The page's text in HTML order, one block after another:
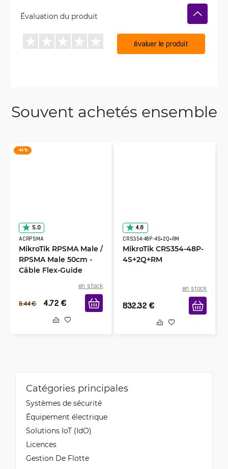
Évaluation du produit
évaluer le produit
Souvent achetés ensemble
-44 %
5.0
ACRPSMA
MikroTik RPSMA Male /
RPSMA Male 50cm -
Câble Flex-Guide
en stock
8.44 € 4.72 €
4.8
CRS354-48P-4S+2Q+RM
MikroTik CRS354-48P-
4S+2Q+RM
en stock
832.32 €
Catégories principales
Systèmes de sécurité
Équipement électrique
Solutions IoT (IdO)
Licences
Gestion De Flotte